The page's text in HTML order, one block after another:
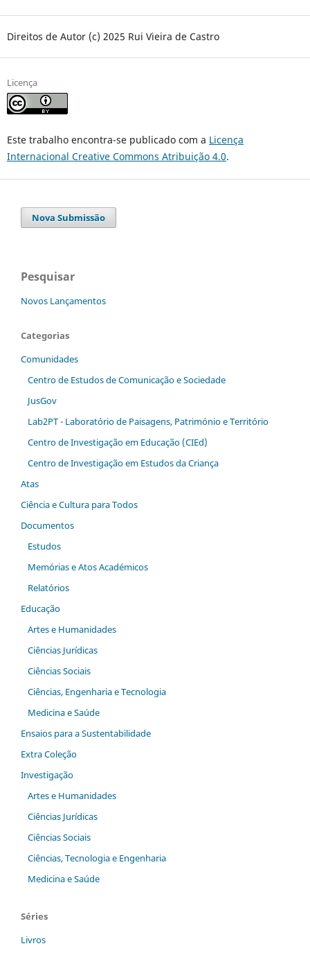
Direitos de Autor (c) 2025 Rui Vieira de Castro
Licença
Este trabalho encontra-se publicado com a Licença
Internacional Creative Commons Atribuição 4.0.
Nova Submissão
Pesquisar
Novos Lançamentos
Categorias
Comunidades
Centro de Estudos de Comunicação e Sociedade
JusGov
Lab2PT - Laboratório de Paisagens, Património e Território
Centro de Investigação em Educação (CIEd)
Centro de Investigação em Estudos da Criança
Atas
Ciência e Cultura para Todos
Documentos
Estudos
Memórias e Atos Académicos
Relatórios
Educação
Artes e Humanidades
Ciências Jurídicas
Ciências Sociais
Ciências, Engenharia e Tecnologia
Medicina e Saúde
Ensaios para a Sustentabilidade
Extra Coleção
Investigação
Artes e Humanidades
Ciências Jurídicas
Ciências Sociais
Ciências, Tecnologia e Engenharia
Medicina e Saúde
Séries
Livros